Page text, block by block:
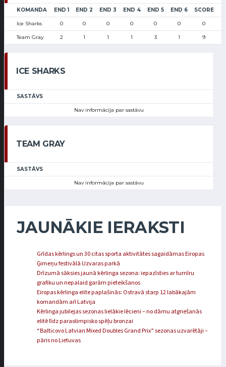
KOMANDA END 1 END 2 END 3 END 4 END 5 END 6 SCORE
Ice Sharks 0 0 0 0 0 0 0
Team Gray 2 1 1 1 3 1 9
ICE SHARKS
SASTĀVS
Nav informācija par sastāvu
TEAM GRAY
SASTĀVS
Nav informācija par sastāvu
JAUNĀKIE IERAKSTI
Grīdas kērlings un 30 citas sporta aktivitātes sagaidāmas Eiropas
Ģimeņu festivālā Uzvaras parkā
Drīzumā sāksies jaunā kērlinga sezona: iepazīsties ar turnīru
grafiku un nepalaid garām pieteikšanos
Eiropas kērlinga elite paplašinās: Ostravā starp 12 labākajām
komandām arī Latvija
Kērlinga jubilejas sezonas lielākie lēcieni – no dāmu atgriešanās
elitē līdz paraolimpisko spēļu bronzai
“Balticovo Latvian Mixed Doubles Grand Prix” sezonas uzvarētāji –
pāris no Lietuvas